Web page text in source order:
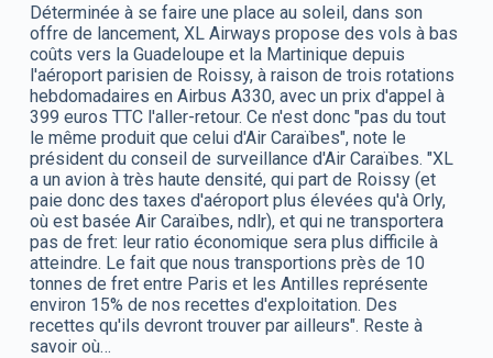
Déterminée à se faire une place au soleil, dans son
offre de lancement, XL Airways propose des vols à bas
coûts vers la Guadeloupe et la Martinique depuis
l'aéroport parisien de Roissy, à raison de trois rotations
hebdomadaires en Airbus A330, avec un prix d'appel à
399 euros TTC l'aller-retour. Ce n'est donc "pas du tout
le même produit que celui d'Air Caraïbes", note le
président du conseil de surveillance d'Air Caraïbes. "XL
a un avion à très haute densité, qui part de Roissy (et
paie donc des taxes d'aéroport plus élevées qu'à Orly,
où est basée Air Caraïbes, ndlr), et qui ne transportera
pas de fret: leur ratio économique sera plus difficile à
atteindre. Le fait que nous transportions près de 10
tonnes de fret entre Paris et les Antilles représente
environ 15% de nos recettes d'exploitation. Des
recettes qu'ils devront trouver par ailleurs". Reste à
savoir où…